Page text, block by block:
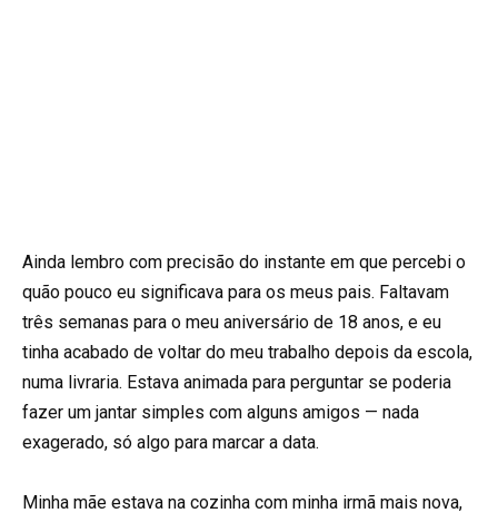
Ainda lembro com precisão do instante em que percebi o
quão pouco eu significava para os meus pais. Faltavam
três semanas para o meu aniversário de 18 anos, e eu
tinha acabado de voltar do meu trabalho depois da escola,
numa livraria. Estava animada para perguntar se poderia
fazer um jantar simples com alguns amigos — nada
exagerado, só algo para marcar a data.
Minha mãe estava na cozinha com minha irmã mais nova,